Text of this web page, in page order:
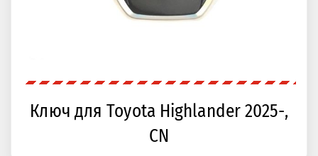
Ключ для Toyota Highlander 2025-,
CN